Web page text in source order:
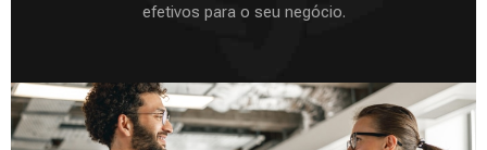
efetivos para o seu negócio.